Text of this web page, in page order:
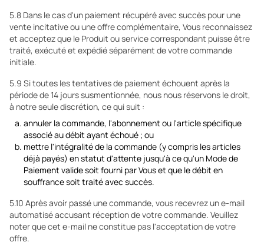
5.8 Dans le cas d'un paiement récupéré avec succès pour une
vente incitative ou une offre complémentaire, Vous reconnaissez
et acceptez que le Produit ou service correspondant puisse être
traité, exécuté et expédié séparément de votre commande
initiale.
5.9 Si toutes les tentatives de paiement échouent après la
période de 14 jours susmentionnée, nous nous réservons le droit,
à notre seule discrétion, ce qui suit :
annuler la commande, l'abonnement ou l'article spécifique
associé au débit ayant échoué ; ou
mettre l'intégralité de la commande (y compris les articles
déjà payés) en statut d'attente jusqu'à ce qu'un Mode de
Paiement valide soit fourni par Vous et que le débit en
souffrance soit traité avec succès.
5.10 Après avoir passé une commande, vous recevrez un e-mail
automatisé accusant réception de votre commande. Veuillez
noter que cet e-mail ne constitue pas l'acceptation de votre
offre.